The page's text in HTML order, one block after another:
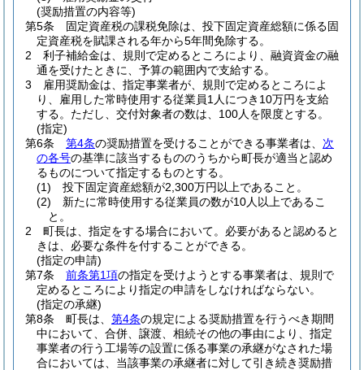
(奨励措置の内容等)
第5条
固定資産税の課税免除は、投下固定資産総額に係る固
定資産税を賦課される年から5年間免除する。
2
利子補給金は、規則で定めるところにより、融資資金の融
通を受けたときに、予算の範囲内で支給する。
3
雇用奨励金は、指定事業者が、規則で定めるところによ
り、雇用した常時使用する従業員1人につき10万円を支給
する。 ただし、交付対象者の数は、100人を限度とする。
(指定)
第6条
第4条の奨励措置を受けることができる事業者は、 次
の各号の基準に該当するもののうちから町長が適当と認め
るものについて指定するものとする。
(1)
投下固定資産総額が2,300万円以上であること。
(2)
新たに常時使用する従業員の数が10人以上であるこ
と。
2
町長は、指定をする場合において。 必要があると認めると
きは、必要な条件を付することができる。
(指定の申請)
第7条
前条第1項の指定を受けようとする事業者は、規則で
定めるところにより指定の申請をしなければならない。
(指定の承継)
第8条
町長は、 第4条の規定による奨励措置を行うべき期間
中において、合併、譲渡、相続その他の事由により、指定
事業者の行う工場等の設置に係る事業の承継がなされた場
合においては、当該事業の承継者に対して引き続き奨励措